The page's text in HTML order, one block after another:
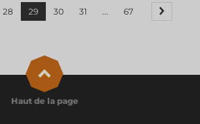
28 29 30 31 ... 67
Haut de la page